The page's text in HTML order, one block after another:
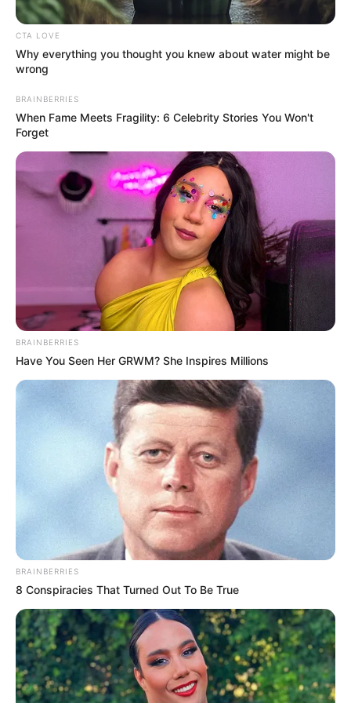
Diseñado por Magnific - www.magnific.com
Investigan video de maltrato animal en Zaragoza,
Yuli Metaute Londoño
Julio 7, 2026
COMPARTIR
UNIRSE AL CANAL DE WHATSAPP
Una fuerte ola de rechazo ha provocado en Antioquia la
difusión de un video
en el que se observa a un hombre
lanzando a un gato desde un barranco,
en un presunto
caso de maltrato animal que habría ocurrido en el
municipio de Zaragoza, en elBajo Cauca antioqueño.
LEA TAMBIÉN
Maltrato animal: hallan a la perrita
Zoé amarrada, desnutrida y con
parásitos en Medellín
CTA LOVE
Why everything you thought you knew about water might be
wrong
BRAINBERRIES
When Fame Meets Fragility: 6 Celebrity Stories You Won't
Forget
BRAINBERRIES
Have You Seen Her GRWM? She Inspires Millions
BRAINBERRIES
8 Conspiracies That Turned Out To Be True